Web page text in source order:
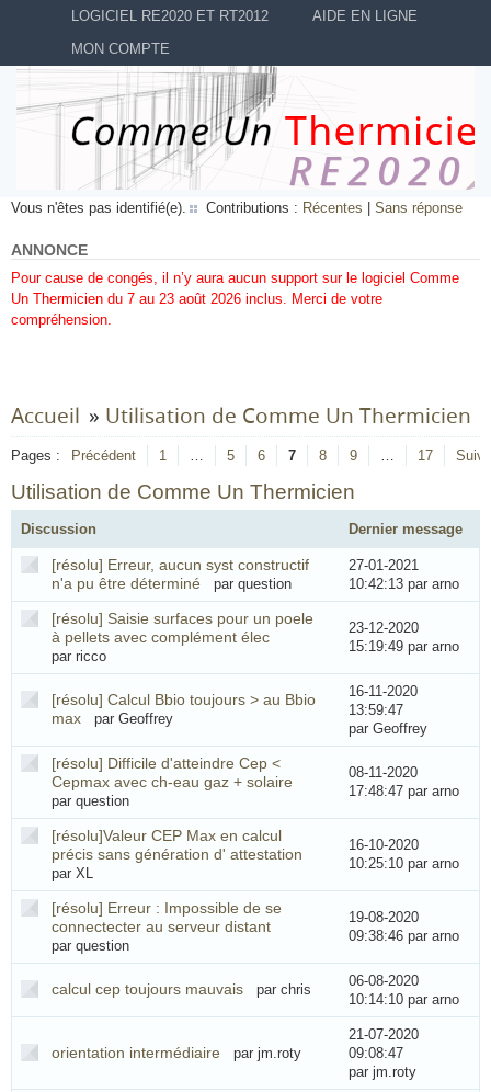
LOGICIEL RE2020 ET RT2012
AIDE EN LIGNE
MON COMPTE
Vous n'êtes pas identifié(e). Contributions : Récentes Sans réponse
ANNONCE
Pour cause de congés, il n’y aura aucun support sur le logiciel Comme
Un Thermicien du 7 au 23 août 2026 inclus. Merci de votre
compréhension.
Accueil » Utilisation de Comme Un Thermicien
Pages : Précédent 1 … 5 6 7 8 9 … 17
Utilisation de Comme Un Thermicien
Discussion Dernier message
[résolu] Erreur, aucun syst constructif
n'a pu être déterminé
par question
27-01-2021
10:42:13 par arno
[résolu] Saisie surfaces pour un poele
à pellets avec complément élec
par ricco
23-12-2020
15:19:49 par arno
[résolu] Calcul Bbio toujours > au Bbio
max
par Geoffrey
16-11-2020
13:59:47
par Geoffrey
[résolu] Difficile d'atteindre Cep <
Cepmax avec ch-eau gaz + solaire
par question
08-11-2020
17:48:47 par arno
[résolu]Valeur CEP Max en calcul
précis sans génération d' attestation
par XL
16-10-2020
10:25:10 par arno
[résolu] Erreur : Impossible de se
connectecter au serveur distant
par question
19-08-2020
09:38:46 par arno
calcul cep toujours mauvais par chris
06-08-2020
10:14:10 par arno
orientation intermédiaire par jm.roty
21-07-2020
09:08:47
par jm.roty